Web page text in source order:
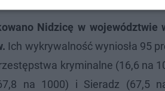
Nidzicę w województwie
Ich wykrywalność wyniosła 95
kryminalne (16,6 na
na 1000) i Sieradz (67,5